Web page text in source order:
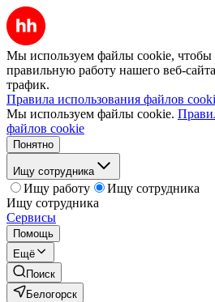
Мы используем файлы cookie, чтобы
правильную работу нашего веб-
трафик.
Правила использования файлов
Мы используем файлы cookie.
файлов cookie
Понятно
Ищу сотрудника
Ищу работу
Ищу сотрудника
Ищу сотрудника
Сервисы
Помощь
Ещё
Поиск
Белогорск